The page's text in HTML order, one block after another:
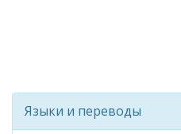
Языки и переводы